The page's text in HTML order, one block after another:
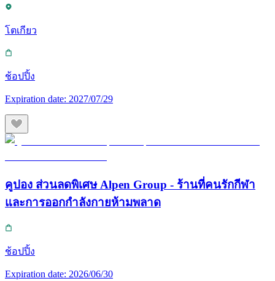
โตเกียว
ช้อปปิ้ง
Expiration date: 2027/07/29
คูปอง ส่วนลดพิเศษ Alpen Group - ร้านที่คนรักกีฬา
และการออกกำลังกายห้ามพลาด
ช้อปปิ้ง
Expiration date: 2026/06/30